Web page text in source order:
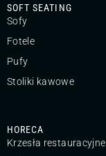
SOFT SEATING
Sofy
Fotele
Pufy
Stoliki kawowe
HORECA
Krzesła restauracyjne